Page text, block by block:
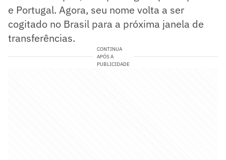
e Portugal. Agora, seu nome volta a ser
cogitado no Brasil para a próxima janela de
transferências.
CONTINUA
APÓS A
PUBLICIDADE